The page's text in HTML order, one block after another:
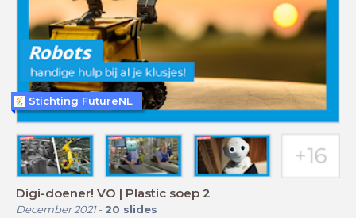
Digi-doener! VO | Plastic soep 2
December 2021- 20 slides
Stichting FutureNL